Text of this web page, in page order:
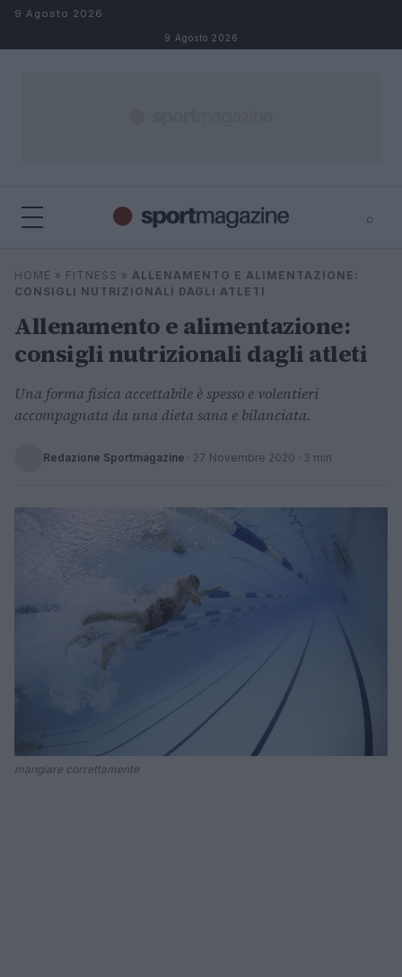
Salta al contenuto
9 Agosto 2026
9 Agosto 2026
⌕
Cerca
⌕
HOME » FITNESS » ALLENAMENTO E ALIMENTAZIONE:
CONSIGLI NUTRIZIONALI DAGLI ATLETI
Allenamento e alimentazione:
consigli nutrizionali dagli atleti
Una forma fisica accettabile è spesso e volentieri
accompagnata da una dieta sana e bilanciata.
Redazione Sportmagazine · 27 Novembre 2020 · 3 min
mangiare correttamente